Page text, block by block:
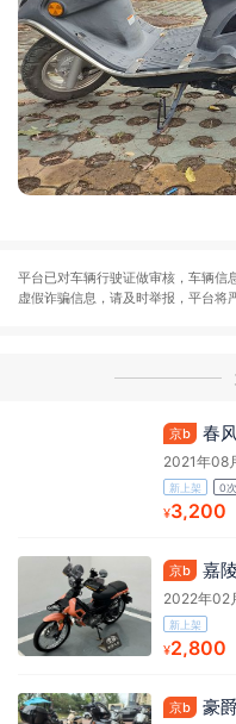
平台已对车辆行驶证做审核，车辆信
虚假诈骗信息，请及时举报，平台将
京b 春
2021年08
新上架 0
¥3,200
京b 嘉
2022年02
新上架
¥2,800
京b 豪